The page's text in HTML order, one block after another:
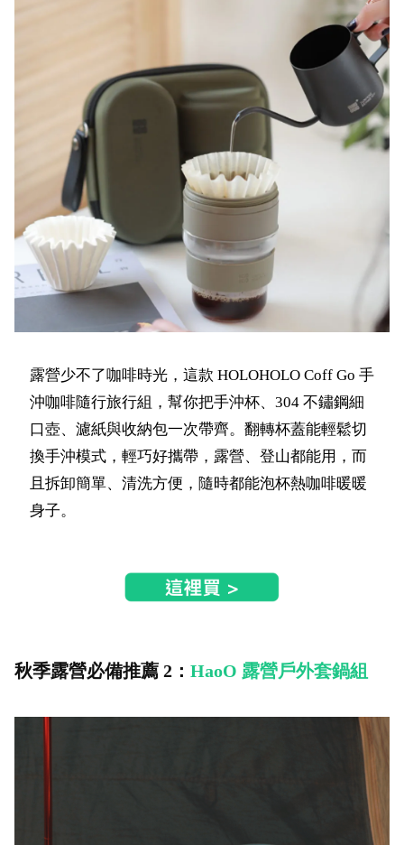
露營少不了咖啡時光，這款 HOLOHOLO Coff Go 手
沖咖啡隨行旅行組，幫你把手沖杯、304 不鏽鋼細
口壺、濾紙與收納包一次帶齊。翻轉杯蓋能輕鬆切
換手沖模式，輕巧好攜帶，露營、登山都能用，而
且拆卸簡單、清洗方便，隨時都能泡杯熱咖啡暖暖
身子。
秋季露營必備推薦 2： HaoO 露營戶外套鍋組